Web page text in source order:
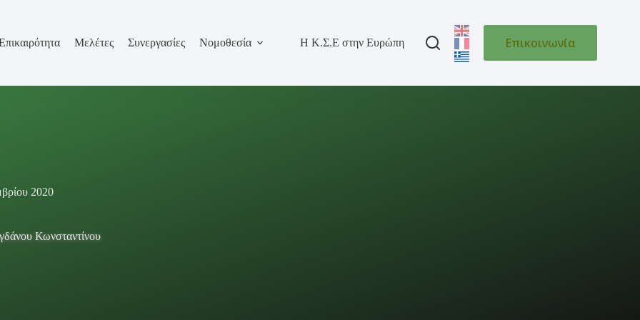
Μελέτες Συνεργασίες Νομοθεσία Η Κ.Σ.Ε στην Ευρώπη Επικοινωνία
2020
Κωνσταντίνου